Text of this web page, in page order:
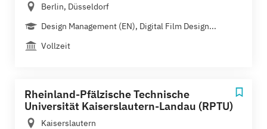
Berlin, Düsseldorf
Design Management (EN), Digital Film Design...
Vollzeit
Rheinland-Pfälzische Technische
Universität Kaiserslautern-Landau (RPTU)
Kaiserslautern